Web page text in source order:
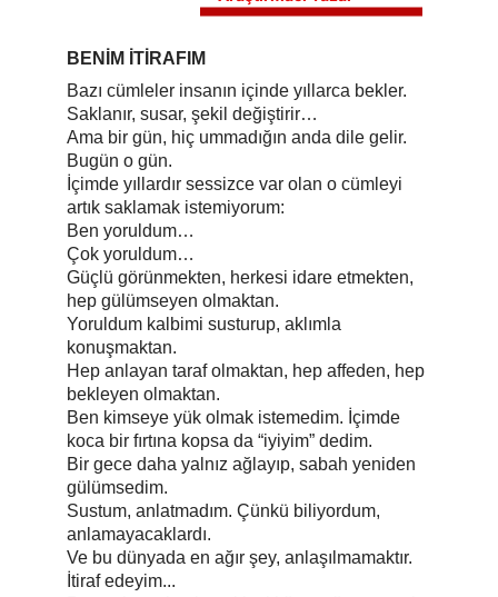
BENİM İTİRAFIM
Bazı cümleler insanın içinde yıllarca bekler.
Saklanır, susar, şekil değiştirir…
Ama bir gün, hiç ummadığın anda dile gelir.
Bugün o gün.
İçimde yıllardır sessizce var olan o cümleyi
artık saklamak istemiyorum:
Ben yoruldum…
Çok yoruldum…
Güçlü görünmekten, herkesi idare etmekten,
hep gülümseyen olmaktan.
Yoruldum kalbimi susturup, aklımla
konuşmaktan.
Hep anlayan taraf olmaktan, hep affeden, hep
bekleyen olmaktan.
Ben kimseye yük olmak istemedim. İçimde
koca bir fırtına kopsa da “iyiyim” dedim.
Bir gece daha yalnız ağlayıp, sabah yeniden
gülümsedim.
Sustum, anlatmadım. Çünkü biliyordum,
anlamayacaklardı.
Ve bu dünyada en ağır şey, anlaşılmamaktır.
İtiraf edeyim...